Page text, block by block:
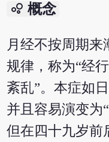
bubble_chart 概念
月经不按周期来
规律，称为“经
紊乱”。本症如
并且容易演变为
但在四十九岁前